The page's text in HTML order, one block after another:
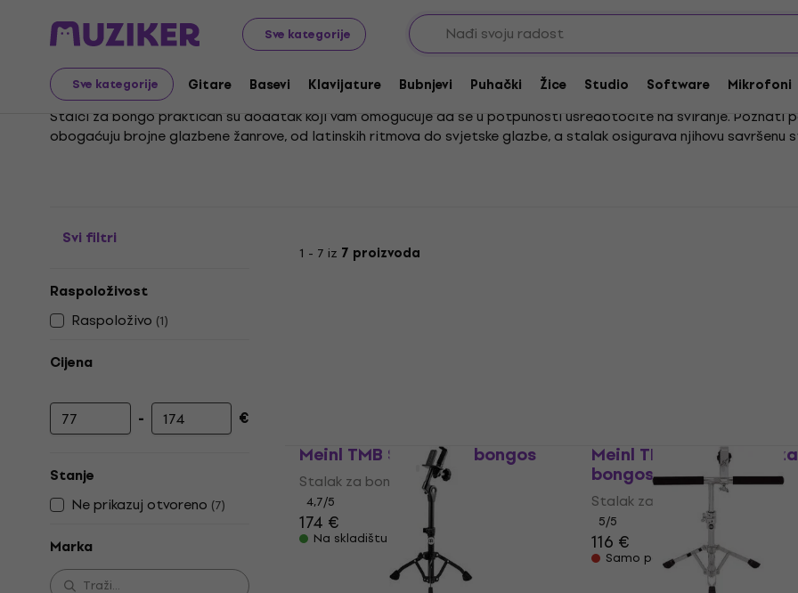
Sve kategorije
Sve kategorije Gitare Basevi Klavijature Bubnjevi Puhački Žice Studio Software Mikrofoni
Glazbeni instrumenti Bubnjevi Oprema za električne bubnjeve
Stalci za bongase
Stalci za bongo praktičan su dodatak koji vam omogućuje da se u potpunosti usredotočite na sviranje. Poznati
obogaćuju brojne glazbene žanrove, od latinskih ritmova do svjetske glazbe, a stalak osigurava njihovu savršenu
Svi filtri
Raspoloživost
Raspoloživo (1)
Cijena
Najniža cijena
- Najviša cijena
€
Stanje
Ne prikazuj otvoreno (7)
Marka
1 - 7 iz 7 proizvoda
Meinl TMB Stalak za bongos
Stalak za bongos
4,7/5
174 €
Na skladištu
Meinl THBS-BK Stalak za
bongos
Stalak za bongos
5/5
116 €
Samo po narudžbi